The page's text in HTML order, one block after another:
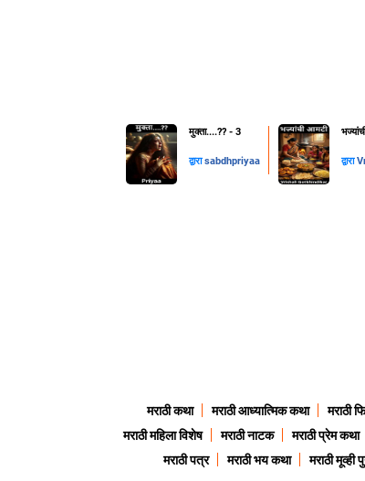
मुक्ता....??️ - 3
द्वाराsabdhpriyaa द्वारा
मराठी कथा मराठी आध्यात्मिक कथा मराठी
मराठी महिला विशेष
मराठी नाटक मराठी प्रेम कथा
मराठी पत्र
मराठी भय कथा मराठी मूव्ही